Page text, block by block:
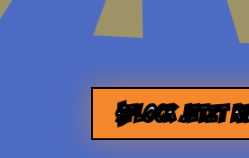
$FLOCK JETZT